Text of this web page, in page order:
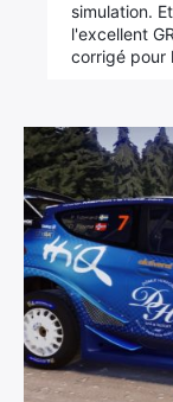
simulation.
l'excellent
corrigé pour